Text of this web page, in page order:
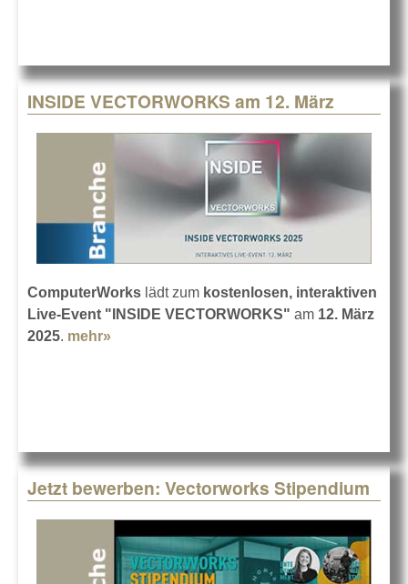
INSIDE VECTORWORKS am 12. März
ComputerWorks lädt zum kostenlosen, interaktiven
Live-Event "INSIDE VECTORWORKS" am 12. März
2025. mehr»
Jetzt bewerben: Vectorworks Stipendium